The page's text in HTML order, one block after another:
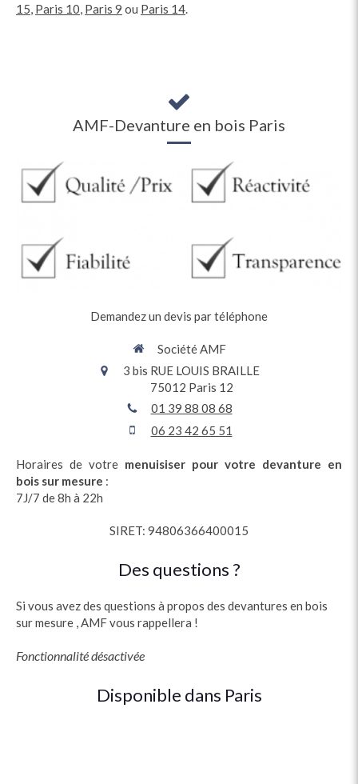
15, Paris 10, Paris 9 ou Paris 14.
AMF-Devanture en bois Paris
Demandez un devis par téléphone
Société AMF
3 bis RUE LOUIS BRAILLE
75012 Paris 12
01 39 88 08 68
06 23 42 65 51
Horaires de votre menuisiser pour votre devanture en
bois sur mesure :
7J/7 de 8h à 22h
SIRET: 94806366400015
Des questions ?
Si vous avez des questions à propos des devantures en bois
sur mesure , AMF vous rappellera !
Fonctionnalité désactivée
Disponible dans Paris